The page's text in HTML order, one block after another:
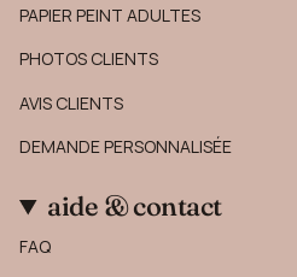
PAPIER PEINT ADULTES
PHOTOS CLIENTS
AVIS CLIENTS
DEMANDE PERSONNALISÉE
aide & contact
FAQ